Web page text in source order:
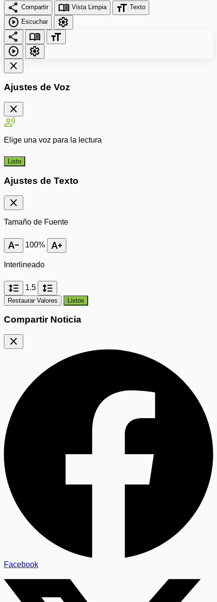
share Compartir menu_book Vista Limpia format_size Texto
play_circle Escuchar
settings
share
menu_book
format_size
play_circle
settings
close
Ajustes de Voz
close
record_voice_over
Elige una voz para la lectura
Listo
Ajustes de Texto
close
Tamaño de Fuente
text_decrease 100% text_increase
Interlineado
format_line_spacing 1.5 format_line_spacing
Restaurar Valores Listos
Compartir Noticia
close
Facebook